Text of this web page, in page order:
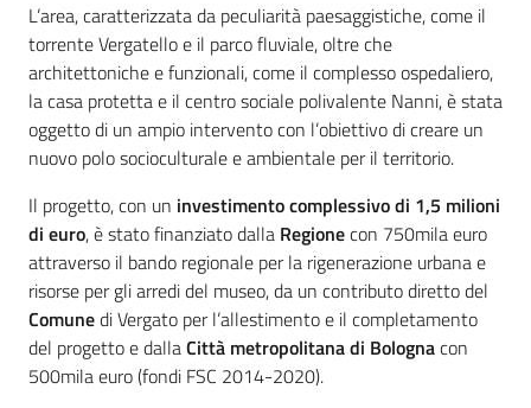
L’area, caratterizzata da peculiarità paesaggistiche, come il
torrente Vergatello e il parco fluviale, oltre che
architettoniche e funzionali, come il complesso ospedaliero,
la casa protetta e il centro sociale polivalente Nanni, è stata
oggetto di un ampio intervento con l’obiettivo di creare un
nuovo polo socioculturale e ambientale per il territorio.
Il progetto, con un investimento complessivo di 1,5 milioni
di euro, è stato finanziato dalla Regionecon 750mila euro
attraverso il bando regionale per la rigenerazione urbana e
risorse per gli arredi del museo, da un contributo diretto del
Comunedi Vergato per l’allestimento e il completamento
del progetto e dallaCittà metropolitana di Bolognacon
500mila euro (fondi FSC 2014-2020).